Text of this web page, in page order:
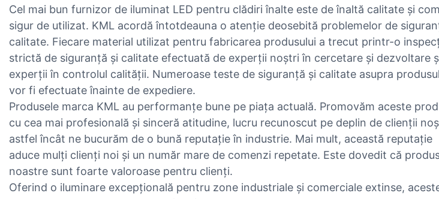
Cel mai bun furnizor de iluminat LED pentru clădiri înalte este de înaltă calitate și
sigur de utilizat. KML acordă întotdeauna o atenție deosebită problemelor de
calitate. Fiecare material utilizat pentru fabricarea produsului a trecut printr-o
strictă de siguranță și calitate efectuată de experții noștri în cercetare și dezvoltare
experții în controlul calității. Numeroase teste de siguranță și calitate asupra
vor fi efectuate înainte de expediere.
Produsele marca KML au performanțe bune pe piața actuală. Promovăm aceste
cu cea mai profesională și sinceră atitudine, lucru recunoscut pe deplin de clienții
astfel încât ne bucurăm de o bună reputație în industrie. Mai mult, această reputație
aduce mulți clienți noi și un număr mare de comenzi repetate. Este dovedit că
noastre sunt foarte valoroase pentru clienți.
Oferind o iluminare excepțională pentru zone industriale și comerciale extinse,